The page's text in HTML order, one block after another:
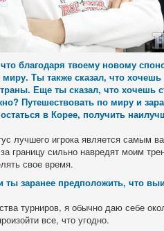
благодаря твоему новому
миру. Ты также сказал, что
Еще ты сказал, что хочешь
Путешествовать по миру и
в Корее, получить
лучшего игрока является самым
границу сильно навредят моим
свое время.
заранее предположить, что
турниров, я обычно даю себе
все, что угодно.